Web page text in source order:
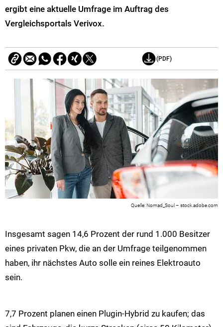
ergibt eine aktuelle Umfrage im Auftrag des
Vergleichsportals Verivox.
(PDF)
Nomad_Soul – stock.adobe.com
Insgesamt sagen 14,6 Prozent der rund 1.000 Besitzer
eines privaten Pkw, die an der Umfrage teilgenommen
haben, ihr nächstes Auto solle ein reines Elektroauto
sein.
7,7 Prozent planen einen Plugin-Hybrid zu kaufen; das